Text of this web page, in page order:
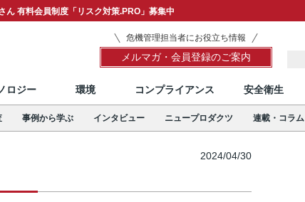
ん 有料会員制度「リスク対策.PRO」募集中
危機管理担当者にお役立ち情報
メルマガ・会員登録のご案内
ロジー 環境 コンプライアンス 安全衛生
事例から学ぶ インタビュー ニュープロダクツ 連載・コラム
2024/04/30